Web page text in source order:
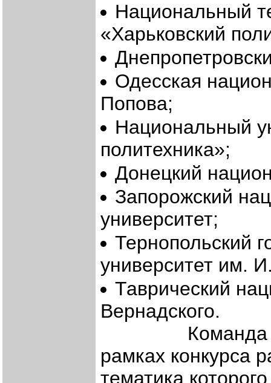
Национальный
«Харьковский
Одесская
Попова;
Национальный
политехника»;
Донецкий
Запорожский
университет;
Тернопольский
университет им.
Таврический
Вернадского.
Команда
рамках конкурса
тематика